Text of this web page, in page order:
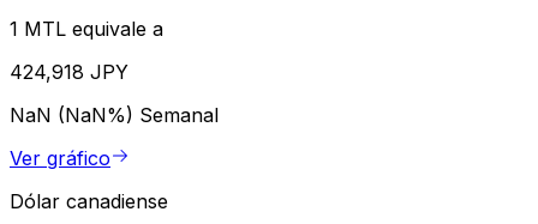
1 MTL equivale a
424,918 JPY
NaN (NaN%) Semanal
Ver gráfico
Dólar canadiense